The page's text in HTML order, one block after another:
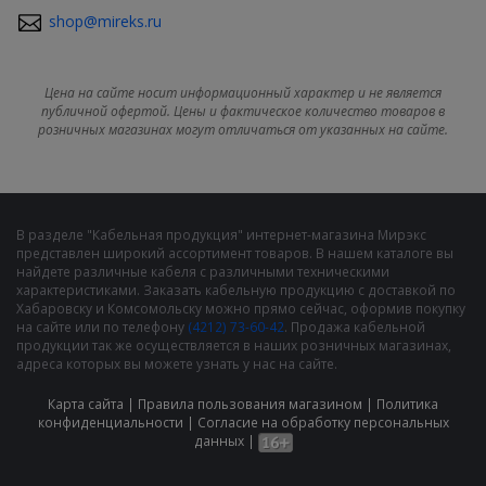
shop@mireks.ru
Цена на сайте носит информационный характер и не является
публичной офертой. Цены и фактическое количество товаров в
розничных магазинах могут отличаться от указанных на сайте.
В разделе "Кабельная продукция" интернет-магазина Мирэкс
представлен широкий ассортимент товаров. В нашем каталоге вы
найдете различные кабеля с различными техническими
характеристиками. Заказать кабельную продукцию с доставкой по
Хабаровску и Комсомольску можно прямо сейчас, оформив покупку
на сайте или по телефону (4212) 73-60-42. Продажа кабельной
продукции так же осуществляется в наших розничных магазинах,
адреса которых вы можете узнать у нас на сайте.
Карта сайта | Правила пользования магазином | Политика
конфиденциальности | Cогласие на обработку персональных
данных|